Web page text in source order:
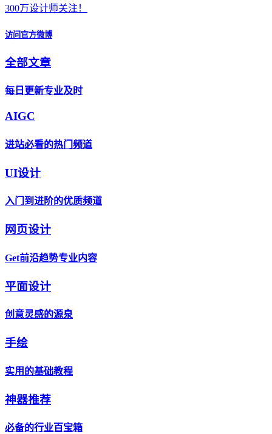
300万设计师关注！
访问官方微博
全部文章
每日更新专业及时
AIGC
进站必看的热门频道
UI设计
入门到进阶的优质频道
网页设计
Get前沿趋势专业内容
平面设计
创意灵感的源泉
手绘
实用的基础教程
神器推荐
必备的行业百宝箱